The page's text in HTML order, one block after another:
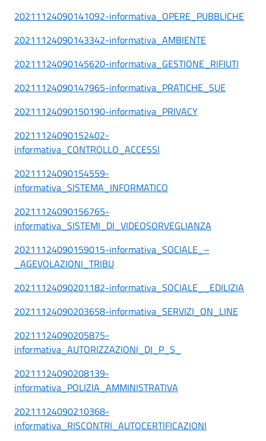
20211124090141092-informativa_OPERE_PUBBLICHE
20211124090143342-informativa_AMBIENTE
20211124090145620-informativa_GESTIONE_RIFIUTI
20211124090147965-informativa_PRATICHE_SUE
20211124090150190-informativa_PRIVACY
20211124090152402-
informativa_CONTROLLO_ACCESSI
20211124090154559-
informativa_SISTEMA_INFORMATICO
20211124090156765-
informativa_SISTEMI_DI_VIDEOSORVEGLIANZA
20211124090159015-informativa_SOCIALE_–
_AGEVOLAZIONI_TRIBU
20211124090201182-informativa_SOCIALE__EDILIZIA
20211124090203658-informativa_SERVIZI_ON_LINE
20211124090205875-
informativa_AUTORIZZAZIONI_DI_P_S_
20211124090208139-
informativa_POLIZIA_AMMINISTRATIVA
20211124090210368-
informativa_RISCONTRI_AUTOCERTIFICAZIONI